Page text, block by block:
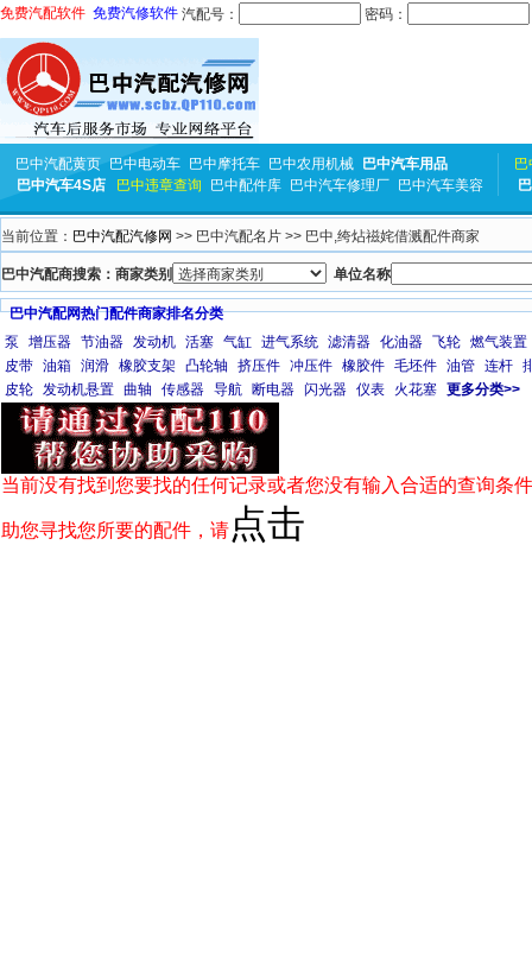
免费汽配软件 免费汽修软件 汽配号： 密码：
巴中汽配黄页 巴中电动车 巴中摩托车 巴中农用机械
巴中汽车用品
巴中汽车4S店
巴中违章查询 巴中配件库 巴中汽车修理厂 巴中汽车美容
当前位置： 巴中汽配汽修网 >> 巴中汽配名片 >> 巴中,绔炶禌姹借溅配件商家
巴中汽配商搜索：商家类别 单位名称
巴中汽配网热门配件商家排名分类
泵
增压器 节油器 发动机 活塞 气缸 进气系统 滤清器 化油器 飞轮 燃气装置
皮带 油箱 润滑 橡胶支架 凸轮轴 挤压件 冲压件 橡胶件 毛坯件 油管 连杆
皮轮 发动机悬置 曲轴 传感器 导航 断电器 闪光器 仪表 火花塞 更多分类>>
当前没有找到您要找的任何记录或者您没有输入合适的查询条
助您寻找您所要的配件，请 点击